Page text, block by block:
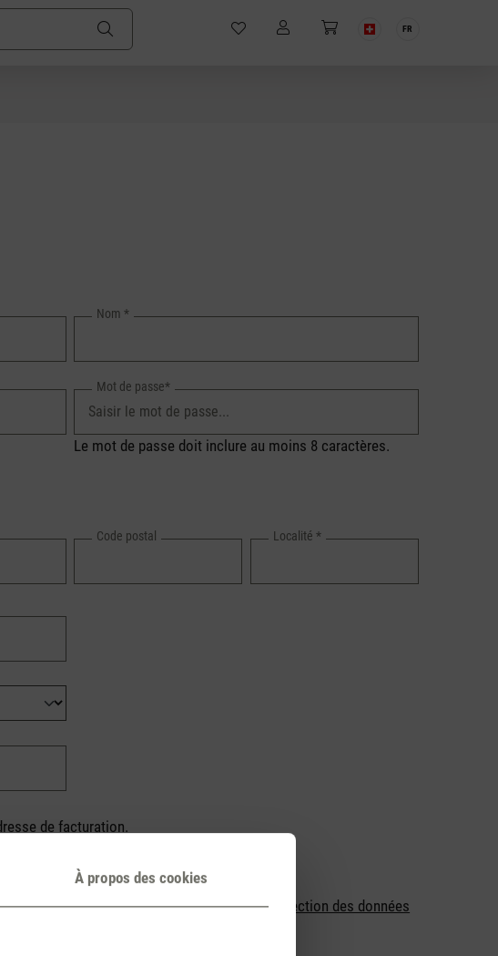
À propos des cookies
FR
Nom*
Mot de passe*
Le mot de passe doit inclure au moins 8 caractères.
Code postal Localité *
de facturation.
que vous avez lu nosinformations sur la protection des données